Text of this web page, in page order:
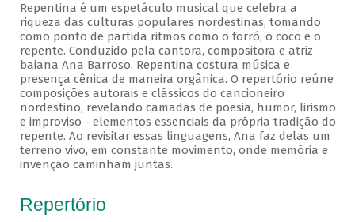
Repentina é um espetáculo musical que celebra a
riqueza das culturas populares nordestinas, tomando
como ponto de partida ritmos como o forró, o coco e o
repente. Conduzido pela cantora, compositora e atriz
baiana Ana Barroso, Repentina costura música e
presença cênica de maneira orgânica. O repertório reúne
composições autorais e clássicos do cancioneiro
nordestino, revelando camadas de poesia, humor, lirismo
e improviso - elementos essenciais da própria tradição do
repente. Ao revisitar essas linguagens, Ana faz delas um
terreno vivo, em constante movimento, onde memória e
invenção caminham juntas.
Repertório